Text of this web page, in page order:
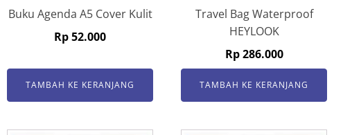
Buku Agenda A5 Cover Kulit
Rp52.000
TAMBAH KE KERANJANG
Travel Bag Waterproof
HEYLOOK
Rp286.000
TAMBAH KE KERANJANG